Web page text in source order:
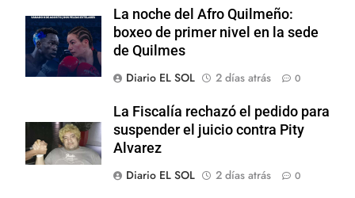
La noche del Afro Quilmeño:
boxeo de primer nivel en la sede
de Quilmes
Diario EL SOL
2 días atrás 0
La Fiscalía rechazó el pedido para
suspender el juicio contra Pity
Alvarez
Diario EL SOL
2 días atrás 0